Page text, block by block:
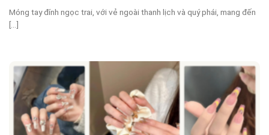
Móng tay đính ngọc trai, với vẻ ngoài thanh lịch và quý phái, mang đến
[...]